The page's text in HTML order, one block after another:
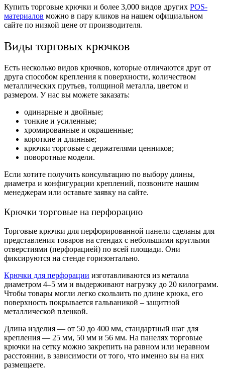
Купить торговые крючки и более 3,000 видов других POS-
материалов можно в пару кликов на нашем официальном
сайте по низкой цене от производителя.
Виды торговых крючков
Есть несколько видов крючков, которые отличаются друг от
друга способом крепления к поверхности, количеством
металлических прутьев, толщиной металла, цветом и
размером. У нас вы можете заказать:
одинарные и двойные;
тонкие и усиленные;
хромированные и окрашенные;
короткие и длинные;
крючки торговые с держателями ценников;
поворотные модели.
Если хотите получить консультацию по выбору длины,
диаметра и конфигурации креплений, позвоните нашим
менеджерам или оставьте заявку на сайте.
Крючки торговые на перфорацию
Торговые крючки для перфорированной панели сделаны для
представления товаров на стендах с небольшими круглыми
отверстиями (перфорацией) по всей площади. Они
фиксируются на стенде горизонтально.
Крючки для перфорации изготавливаются из металла
диаметром 4–5 мм и выдерживают нагрузку до 20 килограмм.
Чтобы товары могли легко скользить по длине крюка, его
поверхность покрывается гальваникой – защитной
металлической пленкой.
Длина изделия — от 50 до 400 мм, стандартный шаг для
крепления — 25 мм, 50 мм и 56 мм. На панелях торговые
крючки на сетку можно закрепить на равном или неравном
расстоянии, в зависимости от того, что именно вы на них
размещаете.